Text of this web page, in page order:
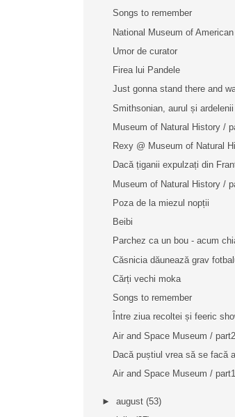
Songs to remember
National Museum of
Umor de curator
Firea lui Pandele
Just gonna stand there and
Smithsonian, aurul și ardelenii
Museum of Natural History /
Rexy @ Museum of Natural
Dacă țiganii expulzați din
Museum of Natural History /
Poza de la miezul nopții
Beibi
Parchez ca un bou - acum
Căsnicia dăunează grav
Cărți vechi moka
Songs to remember
Între ziua recoltei și feeric
Air and Space Museum / part2
Dacă puștiul vrea să se facă
Air and Space Museum / part1
► august (53)